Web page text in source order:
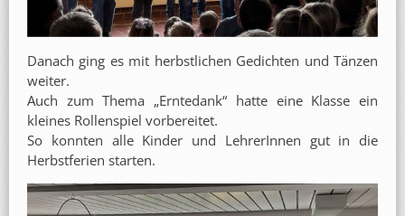
Danach ging es mit herbstlichen Gedichten und Tänzen
weiter.
Auch zum Thema „Erntedank“ hatte eine Klasse ein
kleines Rollenspiel vorbereitet.
So konnten alle Kinder und LehrerInnen gut in die
Herbstferien starten.